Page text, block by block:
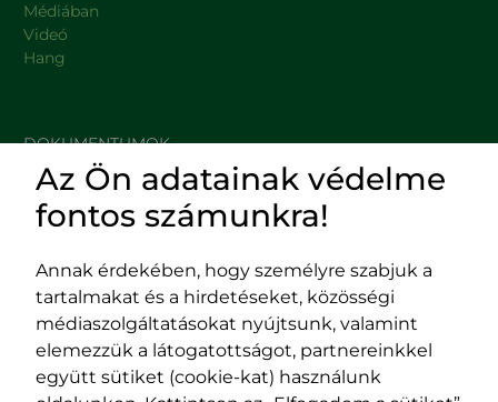
Médiában
Videó
Hang
DOKUMENTUMOK
HASZNOS LINKEK
Impresszum
Adatvédelmi szabályzat
EPP program
400029 Kolozsvár,
400489 Kolozsvár,
Az Ön adatainak védelme
fontos számunkra!
Annak érdekében, hogy személyre szabjuk a
tartalmakat és a hirdetéseket, közösségi
médiaszolgáltatásokat nyújtsunk, valamint
elemezzük a látogatottságot, partnereinkkel
együtt sütiket (cookie-kat) használunk